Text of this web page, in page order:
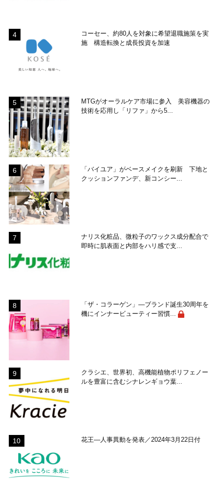
コーセー、約80人を対象に希望退職施策を実
施 構造転換と成長投資を加速
MTGがオーラルケア市場に参入 美容機器の
技術を応用し「リファ」から5...
「バイユア」がベースメイクを刷新 下地と
クッションファンデ、新コンシー...
ナリス化粧品、微粒子のワックス成分配合で
即時に肌表面と内部をハリ感で支...
「ザ・コラーゲン」―ブランド誕生30周年を
機にインナービューティー習慣...
クラシエ、世界初、高機能植物ポリフェノー
ルを豊富に含むシナレンギョウ葉...
花王―人事異動を発表／2024年3月22日付